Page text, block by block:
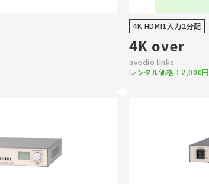
4K HDMI1入力2分配
4K over
avedio links
レンタル価格：2,000円